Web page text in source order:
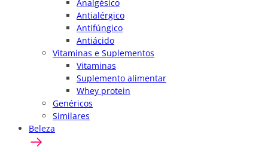
Analgésico
Antialérgico
Antifúngico
Antiácido
Vitaminas e Suplementos
Vitaminas
Suplemento alimentar
Whey protein
Genéricos
Similares
Beleza